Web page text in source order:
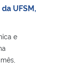
UFSM,
e